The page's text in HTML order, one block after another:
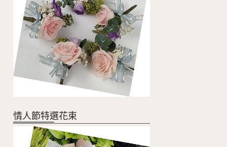
情人節特選花束